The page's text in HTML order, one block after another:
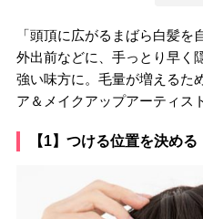
「頭頂に広がるまばら白髪を
外出前などに、手っとり早く
強い味方に。毛量が増えるた
ア＆メイクアップアーティス
【1】つける位置を決める